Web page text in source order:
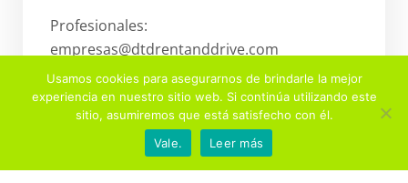
Profesionales:
empresas@dtdrentanddrive.com
Vehículos: flota@dtdrentanddrive.com
Usamos cookies para asegurarnos de brindarle la mejor
experiencia en nuestro sitio web. Si continúa utilizando este
sitio, asumiremos que está satisfecho con él.
Vale.
Leer más